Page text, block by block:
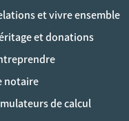
sociaux
et vivre ensemble
et donations
notaire
de calcul